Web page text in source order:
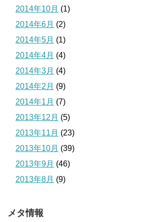
2014年10月 (1)
2014年6月 (2)
2014年5月 (1)
2014年4月 (4)
2014年3月 (4)
2014年2月 (9)
2014年1月 (7)
2013年12月 (5)
2013年11月 (23)
2013年10月 (39)
2013年9月 (46)
2013年8月 (9)
メタ情報